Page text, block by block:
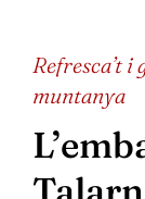
Refresca’t i
muntanya